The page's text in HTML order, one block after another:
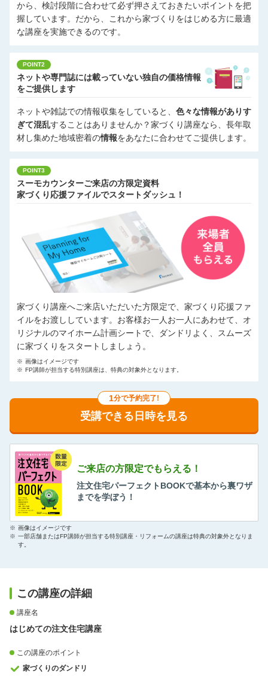
から、検討段階に合わせて必ず押さえておきたいポイントを把
握しています。だから、これから家づくりをはじめる方に最適
な講座を実施できるのです。
POINT2
ネットや専門誌には載っていない独自の価格情報
をご提供します
ネットや雑誌での情報収集をしていると、 色々な情報がありす
ぎて混乱することはありませんか？家づくり講座なら、長年取
材し集めた地域密着の情報をあなたに合わせてご提供します。
POINT3
スーモカウンターご来店の方限定資料
家づくり応援ファイルでスタートダッシュ！
家づくり講座へご来店いただいた方限定で、家づくり応援ファ
イルをお渡ししています。お客様お一人お一人にあわせて、オ
リジナルのマイホーム計画シートで、ダンドリよく、スムーズ
に家づくりをスタートしましょう。
※ 画像はイメージです
※ FP講師が担当する特別講座は、特典の対象外となります。
1分で予約完了!
受講できる日時を見る
ご来店の方限定でもらえる！
注文住宅パーフェクトBOOKで基本から裏ワザ
までを学ぼう！
※ 画像はイメージです
※ 一部店舗またはFP講師が担当する特別講座・リフォームの講座は特典の対象外となりま
す。
この講座の詳細
講座名
はじめての注文住宅講座
この講座のポイント
家づくりのダンドリ